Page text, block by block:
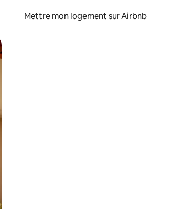
Mettre mon logement sur Airbnb